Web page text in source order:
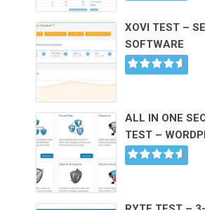
XOVI TEST –
SOFTWARE
ALL IN ONE
TEST –